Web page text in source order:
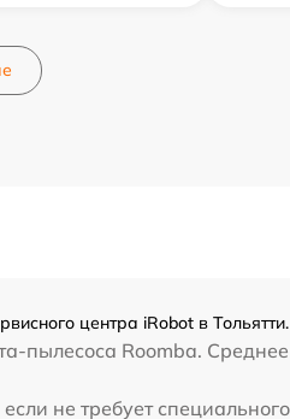
центра iRobot в
пылесоса Roomba.
не требует